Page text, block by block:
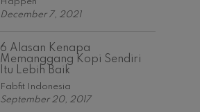
December 7, 2021
6 Alasan Kenapa
Memanggang Kopi Sendiri
Itu Lebih Baik
Fabfit Indonesia
September 20, 2017